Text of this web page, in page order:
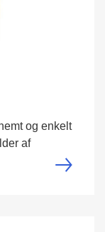
og enkelt
af